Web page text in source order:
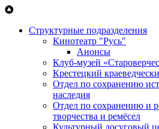
Перейти к основному содержанию
Структурные подразделения
Кинотеатр "Русь"
Анонсы
Клуб-музей
Крестецкий
Отдел по сохранению
наследия
Отдел по сохранению и
творчества и ремёсел
Культурный досуговый